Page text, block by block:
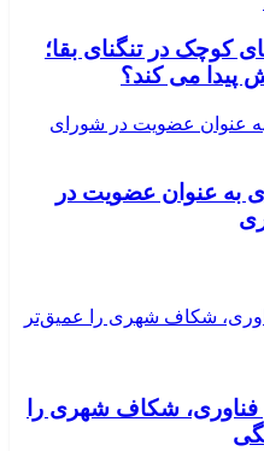
کوچک در تنگنای بقا؛
پیدا می کند؟
به عنوان عضویت در
فناوری، شکاف شهری را